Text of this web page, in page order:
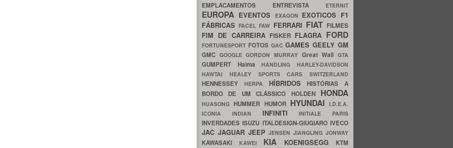
EMPLACAMENTOS ENTREVISTA ETERNIT
EUROPA EVENTOS EXAGON EXOTICOS F1
FÁBRICASFACELFAW FERRARI FIAT FILMES
FIM DE CARREIRA FISKER FLAGRA FORD
FORTUNESPORT FOTOS GACGAMESGEELYGM
GMC GOOGLEGORDON MURRAY Great WallGTA
GUMPERT HaimaHANDLINGHARLEY-DAVIDSON
HAWTAI HEALEY SPORTS CARS SWITZERLAND
HENNESSEY HERPA HÍBRIDOSHISTÓRIAS A
BORDO DE UM CLÁSSICO HOLDEN HONDA
HUASONGHUMMER HUMOR HYUNDAI I.D.E.A.
ICONIA INDIAN INFINITIINITIALE PARIS
INVERDADESISUZU ITALDESIGN-GIUGIAROIVECO
JAC JAGUAR JEEPJENSENJIANGLINGJONWAY
KAWASAKI KAWEI KIA KOENIGSEGG KTM